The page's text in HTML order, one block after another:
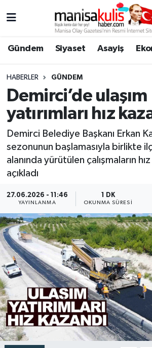
Gündem Siyaset Asayiş
HABERLER GÜNDEM
Demirci’de ulaşım
yatırımları hız
Demirci Belediye Başkanı Erkan
sezonunun başlamasıyla birlikte
alanında yürütülen çalışmaların hız
açıkladı
27.06.2026 - 11:46
YAYINLANMA
1 DK
OKUNMA SÜRESI
Ege Haberleri
Ekonomi
Genel
Gündem
Resmi İlan
Siyaset
Spor
Türkiye
Yaşam
Yunusemre Hava Durumu
Yunusemre Trafik Yoğunluk
Süper Lig Puan Durumu ve
Tüm Manşetler
Son Dakika Haberleri
Haber Arşivi